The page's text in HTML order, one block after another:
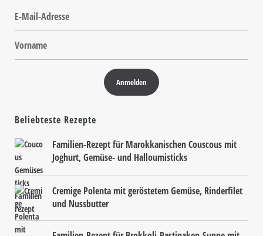
Beliebteste Rezepte
Familien-Rezept für Marokkanischen Couscous mit
Joghurt, Gemüse- und Halloumisticks
Cremige Polenta mit geröstetem Gemüse, Rinderfilet
und Nussbutter